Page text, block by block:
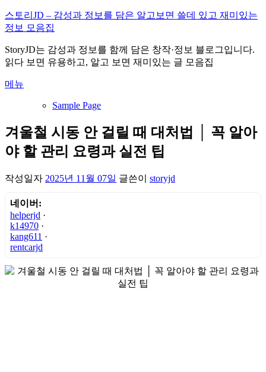
내
용
로
바
가
스토리JD – 감성과 정보를 담은 알고보면 쓸데 있고 재미있는
정보 모음집
StoryJD는 감성과 정보를 함께 담은 창작·정보 블로그입니다.
읽다 보면 유용하고, 알고 보면 재미있는 글 모음집
메뉴
Sample Page
겨울철 시동 안 걸릴 때 대처법 │ 꼭 알아
야 할 관리 요령과 실전 팁
작성일자 2025년 11월 07일 글쓴이 storyjd
네이버:
helperjd ·
k14970 ·
kang611 ·
rentcarjd